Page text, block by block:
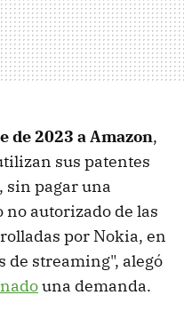
de 2023 a Amazon,
sus patentes
sin pagar una
no autorizado de las
por Nokia, en
de streaming", alegó
una demanda.